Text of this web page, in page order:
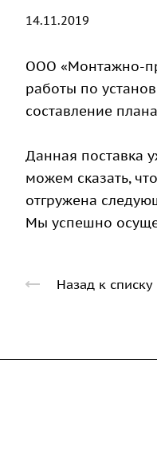
14.11.2019
ООО «Монтажно-
работы по
составление
Данная поставка
можем сказать,
отгружена
Мы успешно
Назад к списку